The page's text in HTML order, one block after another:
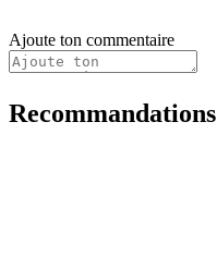
Ajoute ton commentaire
Recommandations